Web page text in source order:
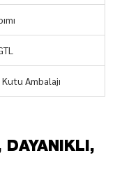
Ambalajı
DAYANIKLI,